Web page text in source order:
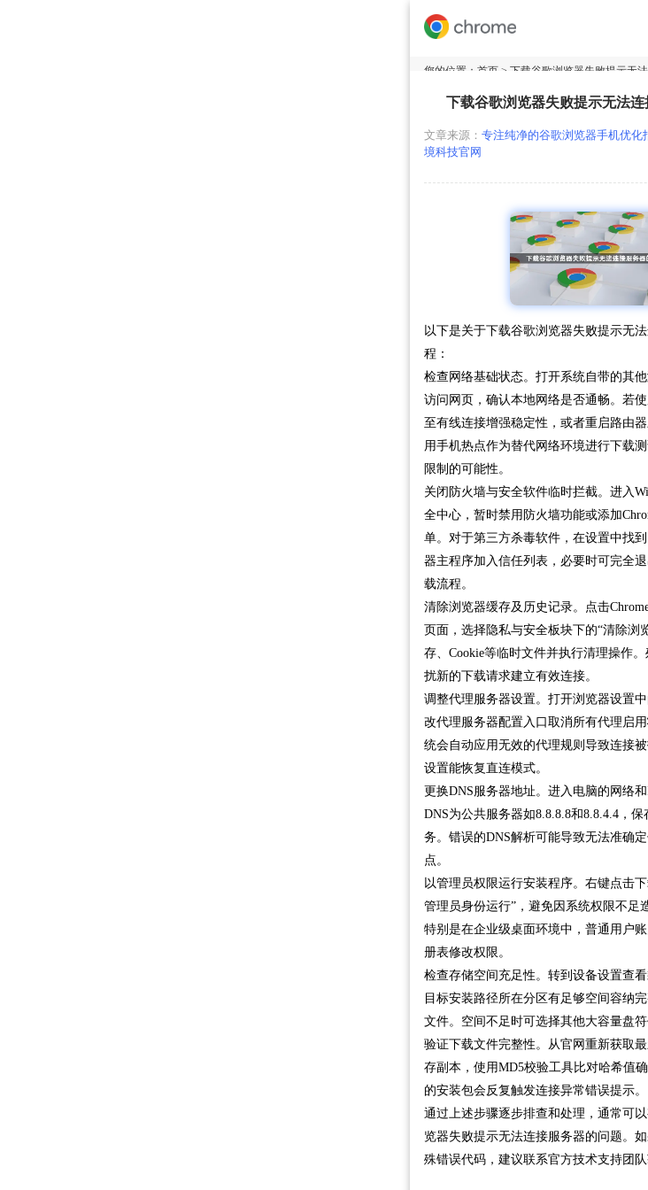
您的位置： 首页 > 下载谷歌浏览器失败提示无
下载谷歌浏览器失败提示无法
文章来源： 专注纯净的谷歌浏览器手机优化
境科技官网
以下是关于下载谷歌浏览器失败提示无
程：
检查网络基础状态。打开系统自带的其
访问网页，确认本地网络是否通畅。若
至有线连接增强稳定性，或者重启路由
用手机热点作为替代网络环境进行下载
限制的可能性。
关闭防火墙与安全软件临时拦截。进入
全中心，暂时禁用防火墙功能或添加
单。对于第三方杀毒软件，在设置中找
器主程序加入信任列表，必要时可完全
载流程。
清除浏览器缓存及历史记录。点击
页面，选择隐私与安全板块下的“清除浏
存、Cookie等临时文件并执行清理操作
扰新的下载请求建立有效连接。
调整代理服务器设置。打开浏览器设置
改代理服务器配置入口取消所有代理启
统会自动应用无效的代理规则导致连接
设置能恢复直连模式。
更换DNS服务器地址。进入电脑的网络
DNS为公共服务器如8.8.8.8和8.8.4.4，
务。错误的DNS解析可能导致无法准确
点。
以管理员权限运行安装程序。右键点击
管理员身份运行”，避免因系统权限不足
特别是在企业级桌面环境中，普通用户
册表修改权限。
检查存储空间充足性。转到设备设置查
目标安装路径所在分区有足够空间容纳
文件。空间不足时可选择其他大容量盘符
验证下载文件完整性。从官网重新获取
存副本，使用MD5校验工具比对哈希值
的安装包会反复触发连接异常错误提示。
通过上述步骤逐步排查和处理，通常可
览器失败提示无法连接服务器的问题。
殊错误代码，建议联系官方技术支持团队